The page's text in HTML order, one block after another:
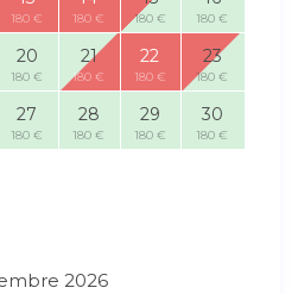
180 € 180 € 180 € 180 €
20
180 €
21
180 €
22
180 €
23
180 €
27
180 €
28
180 €
29
180 €
30
180 €
2026